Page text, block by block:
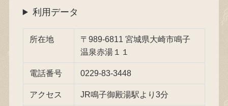
利用データ
所在地
〒989-6811 宮城県大崎市鳴子
温泉赤湯１１
電話番号 0229-83-3448
アクセス JR鳴子御殿湯駅より3分